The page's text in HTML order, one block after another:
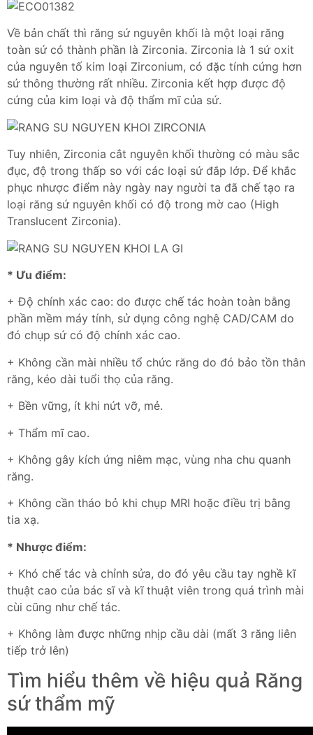
Về bản chất thì răng sứ nguyên khối là một loại răng
toàn sứ có thành phần là Zirconia. Zirconia là 1 sứ oxit
của nguyên tố kim loại Zirconium, có đặc tính cứng hơn
sứ thông thường rất nhiều. Zirconia kết hợp được độ
cứng của kim loại và độ thẩm mĩ của sứ.
Tuy nhiên, Zirconia cắt nguyên khối thường có màu sắc
đục, độ trong thấp so với các loại sứ đắp lớp. Để khắc
phục nhược điểm này ngày nay người ta đã chế tạo ra
loại răng sứ nguyên khối có độ trong mờ cao (High
Translucent Zirconia).
* Ưu điểm:
+ Độ chính xác cao: do được chế tác hoàn toàn bằng
phần mềm máy tính, sử dụng công nghệ CAD/CAM do
đó chụp sứ có độ chính xác cao.
+ Không cần mài nhiều tổ chức răng do đó bảo tồn thân
răng, kéo dài tuổi thọ của răng.
+ Bền vững, ít khi nứt vỡ, mẻ.
+ Thẩm mĩ cao.
+ Không gây kích ứng niêm mạc, vùng nha chu quanh
răng.
+ Không cần tháo bỏ khi chụp MRI hoặc điều trị bằng
tia xạ.
* Nhược điểm:
+ Khó chế tác và chỉnh sửa, do đó yêu cầu tay nghề kĩ
thuật cao của bác sĩ và kĩ thuật viên trong quá trình mài
cùi cũng như chế tác.
+ Không làm được những nhịp cầu dài (mất 3 răng liên
tiếp trở lên)
Tìm hiểu thêm về hiệu quả Răng
sứ thẩm mỹ